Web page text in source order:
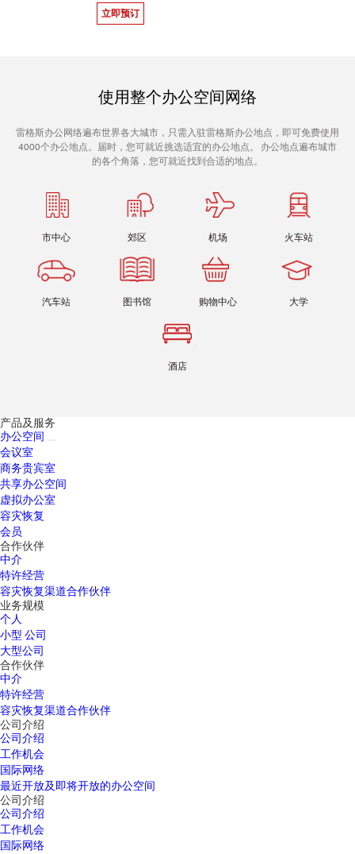
立即预订
使用整个办公空间网络
雷格斯办公网络遍布世界各大城市，只需入驻雷格斯办公地点，即可免费使用
4000个办公地点。届时，您可就近挑选适宜的办公地点。 办公地点遍布城市
的各个角落，您可就近找到合适的地点。
市中心 郊区 机场 火车站
汽车站 图书馆 购物中心 大学
酒店
产品及服务
办公空间
会议室
商务贵宾室
共享办公空间
虚拟办公室
容灾恢复
会员
合作伙伴
中介
特许经营
容灾恢复渠道合作伙伴
业务规模
个人
小型 公司
大型公司
合作伙伴
中介
特许经营
容灾恢复渠道合作伙伴
公司介绍
公司介绍
工作机会
国际网络
最近开放及即将开放的办公空间
公司介绍
公司介绍
工作机会
国际网络